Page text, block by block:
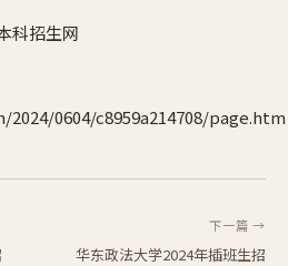
科招生网
0604/c8959a214708/page.htm
下一篇 →
华东政法大学2024年插班生招